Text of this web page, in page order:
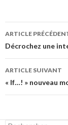
des
articles
ARTICLE
Décrochez une
ARTICLE SUIVANT
« If…! » nouveau